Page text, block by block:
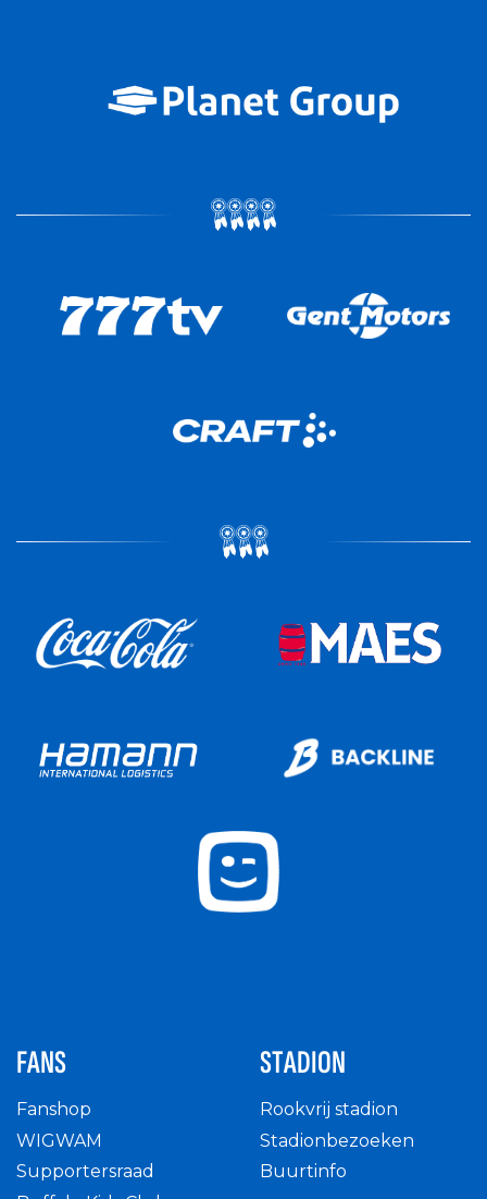
FANS
Fanshop
WIGWAM
Supportersraad
STADION
Rookvrij stadion
Stadionbezoeken
Buurtinfo